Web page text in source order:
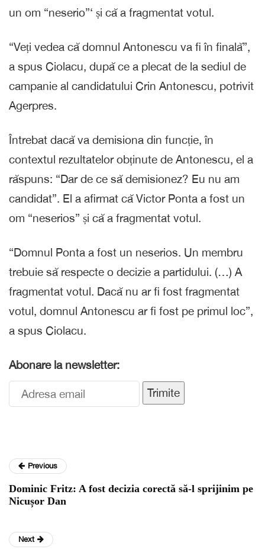
un om “neserio”‘ și că a fragmentat votul.
“Veți vedea că domnul Antonescu va fi în finală”,
a spus Ciolacu, după ce a plecat de la sediul de
campanie al candidatului Crin Antonescu, potrivit
Agerpres.
Întrebat dacă va demisiona din funcție, în
contextul rezultatelor obținute de Antonescu, el a
răspuns: “Dar de ce să demisionez? Eu nu am
candidat”. El a afirmat că Victor Ponta a fost un
om “neserios” și că a fragmentat votul.
“Domnul Ponta a fost un neserios. Un membru
trebuie să respecte o decizie a partidului. (…) A
fragmentat votul. Dacă nu ar fi fost fragmentat
votul, domnul Antonescu ar fi fost pe primul loc”,
a spus Ciolacu.
Abonare la newsletter:
Trimite
Previous
Dominic Fritz: A fost decizia corectă să-l sprijinim pe
Nicușor Dan
Next